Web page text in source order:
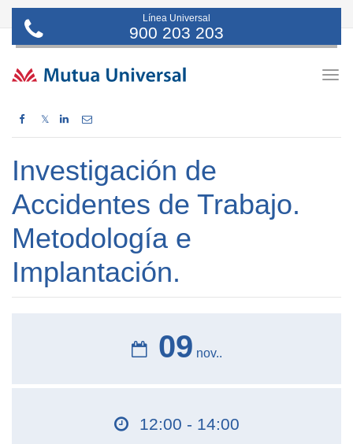
Línea Universal
900 203 203
𝕏
Investigación de
Accidentes de Trabajo.
Metodología e
Implantación.
09 nov..
12:00 - 14:00